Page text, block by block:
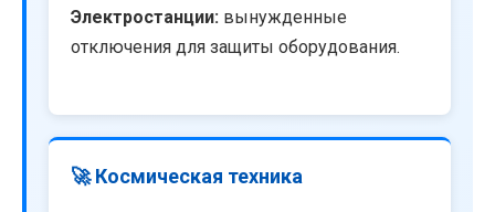
Электростанции: вынужденные
отключения для защиты оборудования.
🚀 Космическая техника